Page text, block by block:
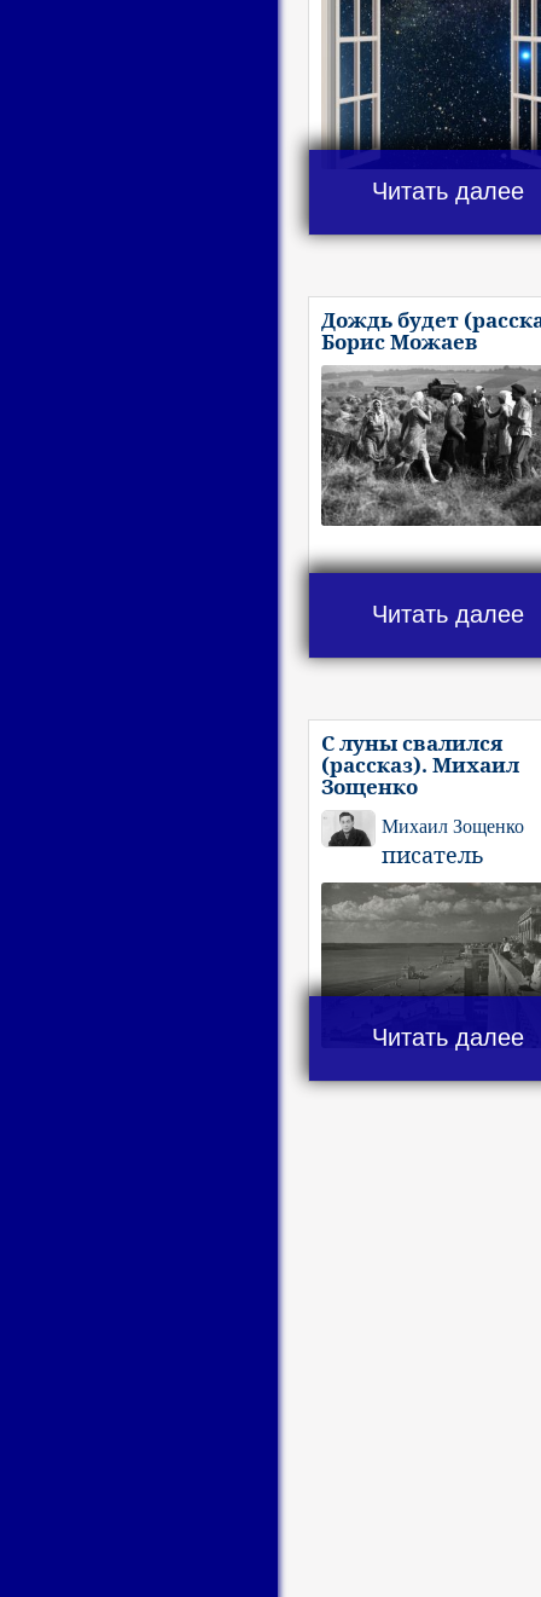
Читать далее
Дождь будет
Борис Можаев
Читать далее
С луны свалился
(рассказ). Михаил
Зощенко
Михаил Зощенко
писатель
Читать далее